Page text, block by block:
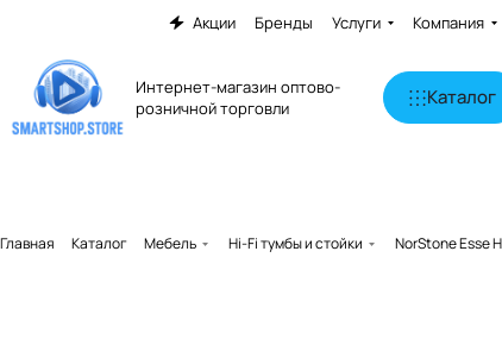
Акции Бренды Услуги Компания
Интернет-магазин оптово-
розничной торговли
Каталог
Главная Каталог Мебель Hi-Fi тумбы и стойки NorStone Esse